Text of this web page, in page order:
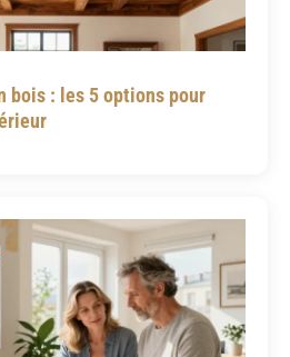
bois : les 5 options pour